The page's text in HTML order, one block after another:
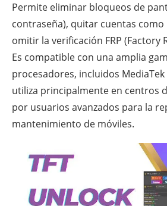
Permite eliminar bloqueos de
contraseña), quitar cuentas como
omitir la verificación FRP (Factory
Es compatible con una amplia
procesadores, incluidos MediaTek
utiliza principalmente en centros
por usuarios avanzados para la
mantenimiento de móviles.